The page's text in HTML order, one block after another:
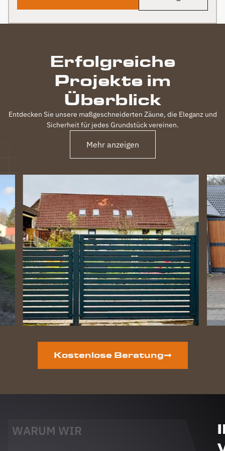
Erfolgreiche
Projekte im
Überblick
Entdecken Sie unsere maßgeschneiderten Zäune, die Eleganz und
Sicherheit für jedes Grundstück vereinen.
Mehr anzeigen
Kostenlose Beratung
WARUM WIR